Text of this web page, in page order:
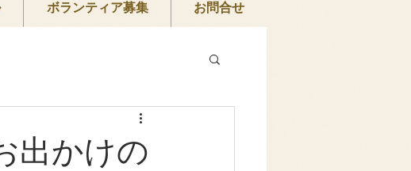
ボランティア募集 お問合せ
出かけの